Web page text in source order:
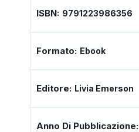
ISBN: 9791223986356
Formato: Ebook
Editore: Livia Emerson
Anno Di Pubblicazione: